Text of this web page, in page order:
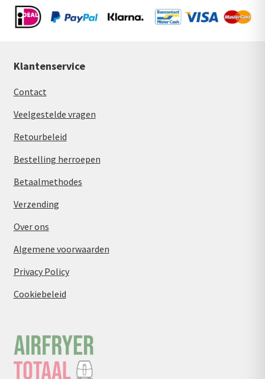
Klantenservice
Contact
Veelgestelde vragen
Retourbeleid
Bestelling herroepen
Betaalmethodes
Verzending
Over ons
Algemene voorwaarden
Privacy Policy
Cookiebeleid